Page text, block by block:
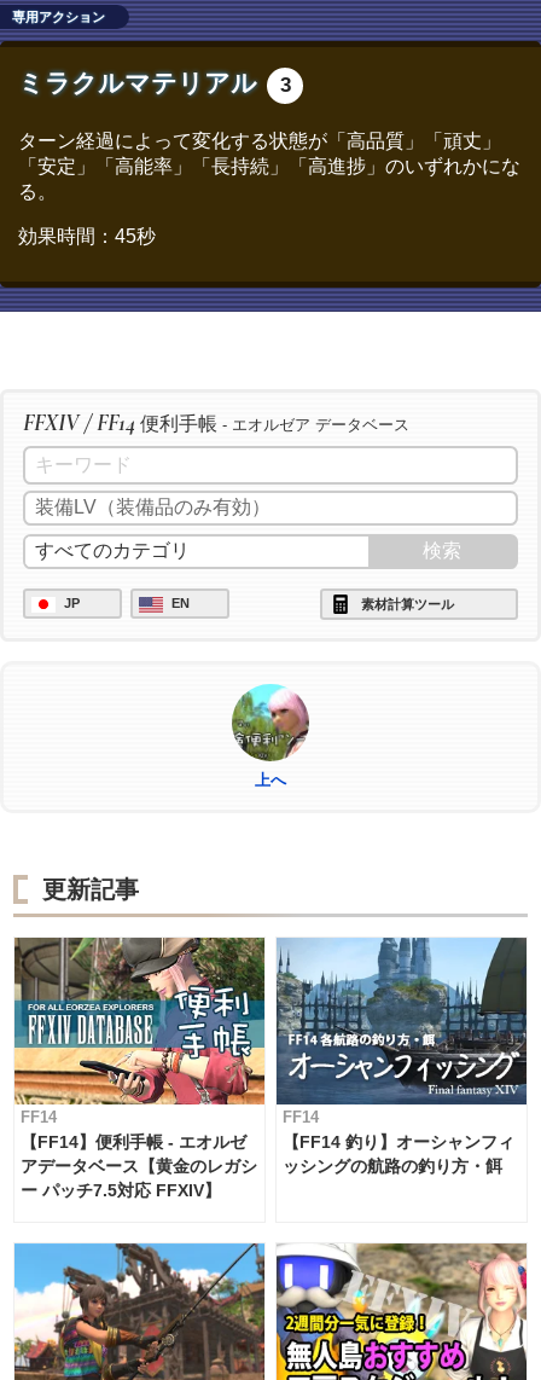
/ac "ヴェネレーション" <wait.2>
/ac "イノベーション" <wait.2>
/ac "精密作業" <wait.3>
/ac "精密作業" <wait.3>
/ac "倹約加工" <wait.3>
/ac "グレートストライド" <wait.2>
/ac "精密作業" <wait.3>
/ac "グレートストライド" <wait.2>
/ac "ビエルゴの祝福" <wait.3>
/ac "模範作業" <wait.3>
専用アクション
ミラクルマテリアル 3
ターン経過によって変化する状態が「高品質」「頑丈」
「安定」「高能率」「長持続」「高進捗」のいずれかにな
る。
効果時間：45秒
FFXIV / FF14 便利手帳 - エオルゼア データベース
JP EN 素材計算ツール
上へ
更新記事
FF14
【FF14】便利手帳 - エオルゼ
アデータベース【黄金のレガシ
ー パッチ7.5対応 FFXIV】
FF14
【FF14 釣り】オーシャンフィ
ッシングの航路の釣り方・餌